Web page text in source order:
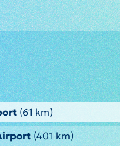
(61 km)
(401 km)